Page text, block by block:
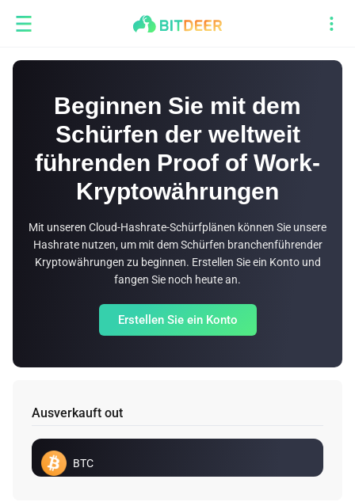
Beginnen Sie mit dem
Schürfen der weltweit
führenden Proof of Work-
Kryptowährungen
Mit unseren Cloud-Hashrate-Schürfplänen können Sie unsere
Hashrate nutzen, um mit dem Schürfen branchenführender
Kryptowährungen zu beginnen. Erstellen Sie ein Konto und
fangen Sie noch heute an.
Erstellen Sie ein Konto
Ausverkauft out
BTC